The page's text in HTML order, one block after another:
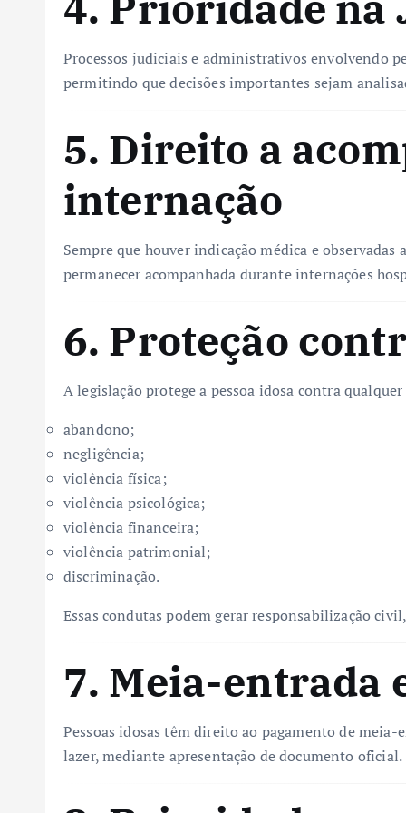
Processos judiciais e administrativos envolvendo
permitindo que decisões importantes sejam
5. Direito a
internação
Sempre que houver indicação médica e
permanecer acompanhada durante internações
6. Proteção
A legislação protege a pessoa idosa contra
abandono;
negligência;
violência física;
violência psicológica;
violência financeira;
violência patrimonial;
discriminação.
Essas condutas podem gerar responsabilização
7. Meia-entrada
Pessoas idosas têm direito ao pagamento de
lazer, mediante apresentação de documento oficial.